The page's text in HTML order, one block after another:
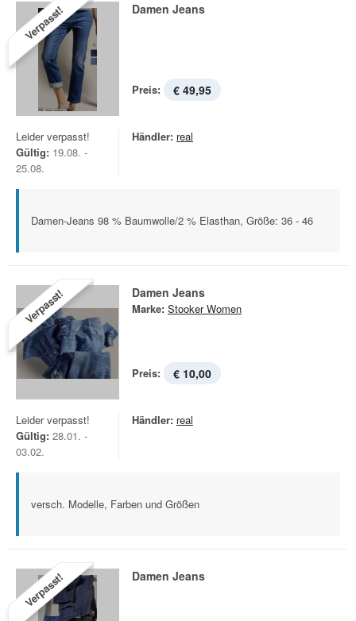
Verpasst! Damen Jeans
Preis: € 49,95
Leider verpasst!
Gültig: 19.08. -
25.08.
Händler: real
Damen-Jeans 98 % Baumwolle/2 % Elasthan, Größe: 36 - 46
Verpasst! Damen Jeans
Marke: Stooker Women
Preis: € 10,00
Leider verpasst!
Gültig: 28.01. -
03.02.
Händler: real
versch. Modelle, Farben und Größen
Verpasst! Damen Jeans